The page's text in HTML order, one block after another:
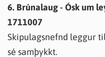
6. Brúnalaug - Ósk um
1711007
Skipulagsnefnd leggur
sé samþykkt.